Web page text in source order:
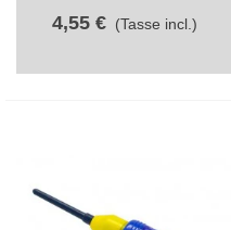
4,55 € (Tasse incl.)